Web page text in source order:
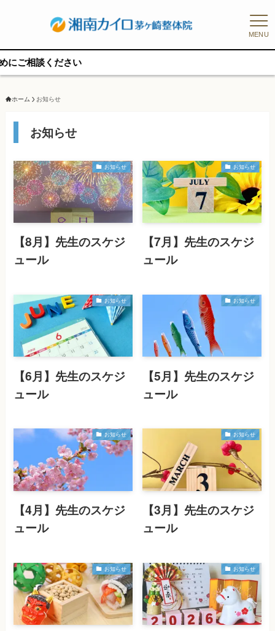
MENU
ホーム お知らせ
お知らせ
お知らせ
【8月】先生のスケジ
ュール
お知らせ
【7月】先生のスケジ
ュール
お知らせ
【6月】先生のスケジ
ュール
お知らせ
【5月】先生のスケジ
ュール
お知らせ
【4月】先生のスケジ
ュール
お知らせ
【3月】先生のスケジ
ュール
お知らせ お知らせ